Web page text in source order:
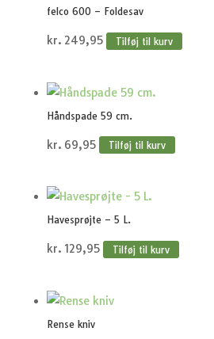
felco 600 – Foldesav
kr. 249,95 Tilføj til kurv
Håndspade 59 cm.
kr. 69,95 Tilføj til kurv
Havesprøjte – 5 L.
kr. 129,95 Tilføj til kurv
Rense kniv